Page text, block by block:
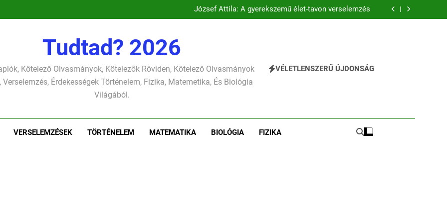
József Attila: A gyerekszemű élet-tavon verselemzés
Csokonai Vitéz Mihály: A dél (Felhágott már a nap a dél hév pontjára, 1794)
Tudtad? 2026
Kötelező Olvasmányok, Kötelezők Röviden, Kötelező Olvasmányok
Verselemzés, Érdekességek Történelem, Fizika, Matemetika, És Biológia
Világából.
VÉLETLENSZERŰ ÚJDONSÁG
VERSELEMZÉSEK TÖRTÉNELEM MATEMATIKA BIOLÓGIA FIZIKA